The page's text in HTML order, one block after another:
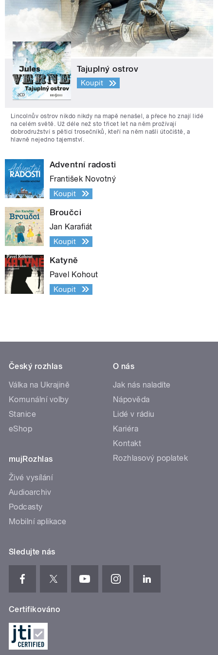
Tajuplný ostrov
Koupit
Lincolnův ostrov nikdo nikdy na mapě nenašel, a přece ho znají lidé
na celém světě. Už déle než sto třicet let na něm prožívají
dobrodružství s pěticí trosečníků, kteří na něm našli útočiště, a
hlavně nejedno tajemství.
Adventní radosti
František Novotný
Koupit
Broučci
Jan Karafiát
Koupit
Katyně
Pavel Kohout
Koupit
Český rozhlas
Válka na Ukrajině
Komunální volby
Stanice
eShop
mujRozhlas
Živé vysílání
Audioarchiv
Podcasty
Mobilní aplikace
O nás
Jak nás naladíte
Nápověda
Lidé v rádiu
Kariéra
Kontakt
Rozhlasový poplatek
Sledujte nás
Certifikováno